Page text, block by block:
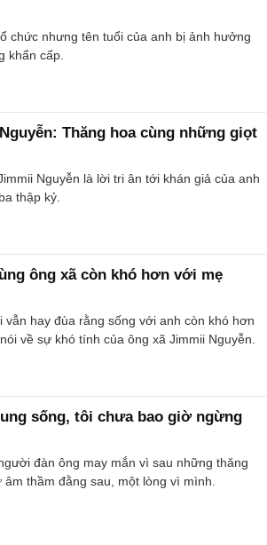
chức nhưng tên tuổi của anh bị ảnh hưởng
khẩn cấp.
Thăng hoa cùng những giọt
Nguyễn là lời tri ân tới khán giả của anh
thập kỷ.
ông xã còn khó hơn với mẹ
hay đùa rằng sống với anh còn khó hơn
về sự khó tính của ông xã Jimmii Nguyễn.
sống, tôi chưa bao giờ ngừng
đàn ông may mắn vì sau những thăng
thầm đằng sau, một lòng vì mình.